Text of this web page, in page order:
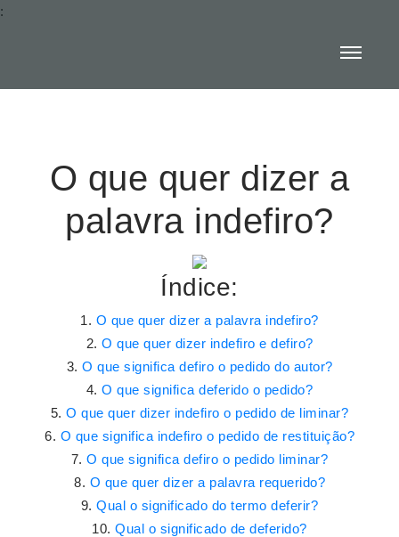
:
O que quer dizer a
palavra indefiro?
Índice:
O que quer dizer a palavra indefiro?
O que quer dizer indefiro e defiro?
O que significa defiro o pedido do autor?
O que significa deferido o pedido?
O que quer dizer indefiro o pedido de liminar?
O que significa indefiro o pedido de restituição?
O que significa defiro o pedido liminar?
O que quer dizer a palavra requerido?
Qual o significado do termo deferir?
Qual o significado de deferido?